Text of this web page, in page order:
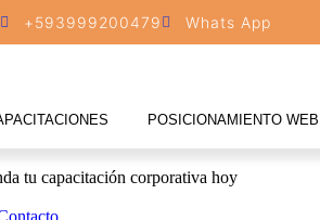
+593999200479 Whats App
POSICIONAMIENTO WEB